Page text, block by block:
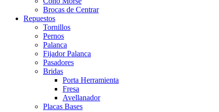
Brocas de Centrar
Repuestos
Tornillos
Pernos
Palanca
Fijador Palanca
Pasadores
Bridas
Porta Herramienta
Fresa
Avellanador
Placas Bases